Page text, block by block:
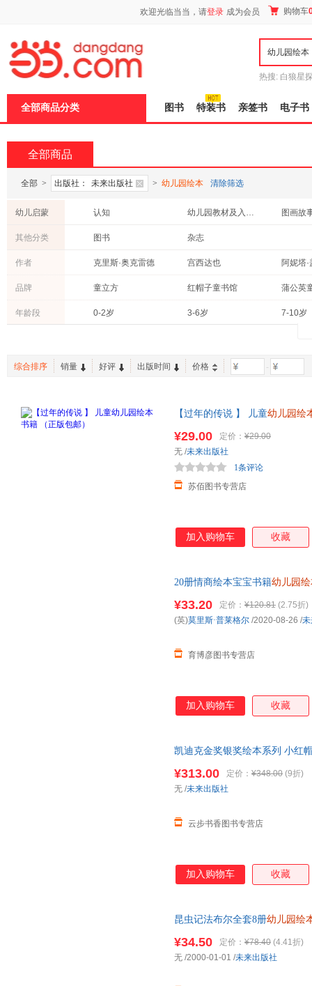
欢迎光临当当，请登录 成为会员 购物车
热搜: 白狼星
全部商品分类 图书 特装书 亲签书 电子书
全部商品
全部 > 出版社： 未来出版社 > 幼儿园绘本 清除筛选
幼儿启蒙 认知 幼儿园教材及入学准备 图画故
其他分类 图书 杂志
作者 克里斯·奥克雷德 宫西达也
阿妮塔
王旭华
彼得·布尔
彼得·邦
方圆
董亚楠
鱼改燕
托尼
林秀穗
李雪
廖健宏
朱建华
托尼·沃尔夫
太阳娃
马修斯
刘畅
贝娜蒂塔·焦弗雷特 贝弗利
品牌 童立方 红帽子童书馆 蒲公英
年龄段 0-2岁 3-6岁
7-10岁
综合排序 销量 好评 出版时间 价格 -
【过年的传说 】 儿童幼儿园绘
¥29.00 定价： ¥29.00
苏佰图书专营店
1条评论
无 /未来出版社
加入购物车 收藏
20册情商绘本宝宝书籍幼儿园
惯好品格
¥33.20 定价： ¥120.81 (2.75折)
育博彦图书专营店
(英)莫里斯·普莱格尔 /2020-08-26 /
加入购物车 收藏
凯迪克金奖银奖绘本系列 小红
¥313.00 定价： ¥348.00 (9折)
云步书香图书专营店
无 /未来出版社
加入购物车 收藏
昆虫记法布尔全套8册幼儿园绘
¥34.50 定价： ¥78.40 (4.41折)
无 /2000-01-01 /未来出版社
页
加